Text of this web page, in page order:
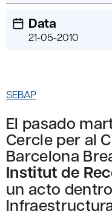
Data
21-05-2010
SEBAP
El pasado
Cercle per al
Barcelona
Institut de
un acto